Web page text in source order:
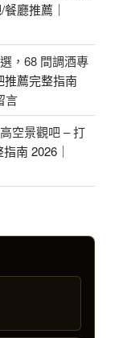
廳推薦｜
，68 間調酒專
推薦完整指南
言
空景觀吧 – 打
南 2026｜